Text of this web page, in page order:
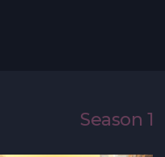
Season 1